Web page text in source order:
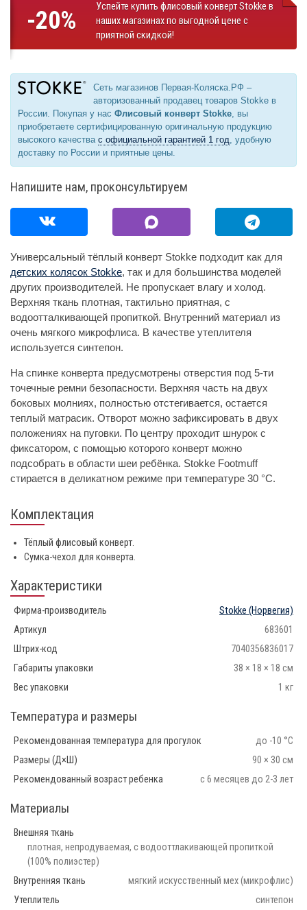
-20%
Успейте купить флисовый конверт Stokke в
наших магазинах по выгодной цене с
приятной скидкой!
Сеть магазинов Первая-Коляска.РФ –
авторизованный продавец товаров Stokke в
России. Покупая у нас Флисовый конверт Stokke, вы
приобретаете сертифицированную оригинальную продукцию
высокого качества с официальной гарантией 1 год, удобную
доставку по России и приятные цены.
Напишите нам, проконсультируем
Универсальный тёплый конверт Stokke подходит как для
детских колясок Stokke, так и для большинства моделей
других производителей. Не пропускает влагу и холод.
Верхняя ткань плотная, тактильно приятная, с
водоотталкивающей пропиткой. Внутренний материал из
очень мягкого микрофлиса. В качестве утеплителя
используется синтепон.
На спинке конверта предусмотрены отверстия под 5-ти
точечные ремни безопасности. Верхняя часть на двух
боковых молниях, полностью отстегивается, остается
теплый матрасик. Отворот можно зафиксировать в двух
положениях на пуговки. По центру проходит шнурок с
фиксатором, с помощью которого конверт можно
подсобрать в области шеи ребёнка. Stokke Footmuff
стирается в деликатном режиме при температуре 30 °С.
Комплектация
Тёплый флисовый конверт.
Сумка-чехол для конверта.
Характеристики
Фирма-производитель Stokke (Норвегия)
Артикул
683601
Штрих-код
7040356836017
Габариты упаковки
38 × 18 × 18 см
Вес упаковки
1 кг
Температура и размеры
Рекомендованная температура для прогулок
до -10 °С
Размеры (Д×Ш)
90 × 30 см
Рекомендованный возраст ребенка
с 6 месяцев до 2-3 лет
Материалы
Внешняя ткань
плотная, непродуваемая, с водооттлакивающей пропиткой
(100% полиэстер)
Внутренняя ткань
мягкий искусственный мех (микрофлис)
Утеплитель
синтепон